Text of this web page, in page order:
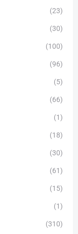
(23)
(30)
(100)
(96)
(5)
(66)
(1)
(18)
(30)
(61)
(15)
(1)
(310)